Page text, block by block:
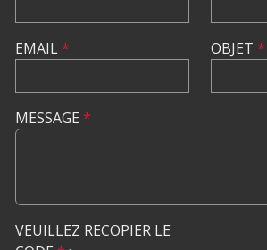
EMAIL* OBJET *
MESSAGE *
VEUILLEZ RECOPIER LE